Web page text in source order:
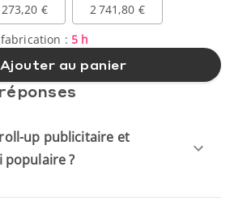
273,20 €
2 741,80 €
: 5 h
Ajouter au panier
up publicitaire et
populaire ?